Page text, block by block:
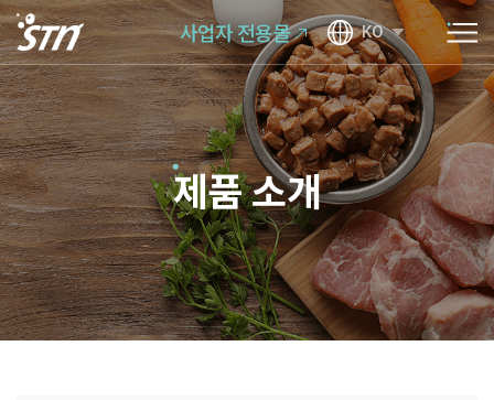
사업자 전용몰 KO
제품 소개